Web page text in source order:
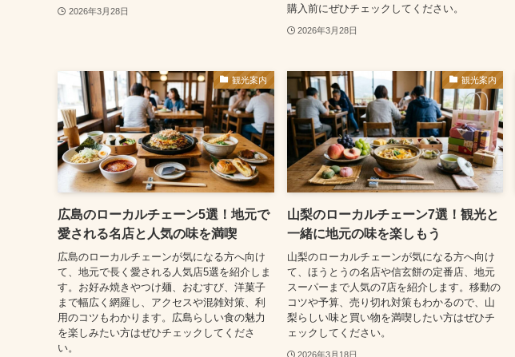
2026年3月28日
購入前にぜひチェックしてください。
2026年3月28日
観光案内
広島のローカルチェーン5選！地元で
愛される名店と人気の味を満喫
広島のローカルチェーンが気になる方へ向け
て、地元で長く愛される人気店5選を紹介しま
す。お好み焼きやつけ麺、おむすび、洋菓子
まで幅広く網羅し、アクセスや混雑対策、利
用のコツもわかります。広島らしい食の魅力
を楽しみたい方はぜひチェックしてくださ
い。
観光案内
山梨のローカルチェーン7選！観光と
一緒に地元の味を楽しもう
山梨のローカルチェーンが気になる方へ向け
て、ほうとうの名店や信玄餅の定番店、地元
スーパーまで人気の7店を紹介します。移動の
コツや予算、売り切れ対策もわかるので、山
梨らしい味と買い物を満喫したい方はぜひチ
ェックしてください。
2026年3月18日